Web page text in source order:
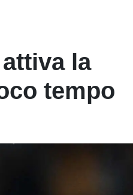
la
tempo